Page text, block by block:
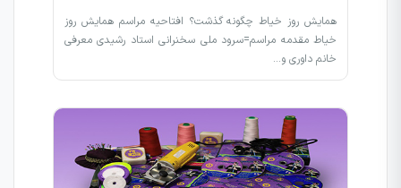
همایش روز خیاط چگونه گذشت؟ افتاحیه مراسم همایش روز
خیاط مقدمه مراسم=سرود ملی سخنرانی استاد رشیدی معرفی
خانم داوری و…